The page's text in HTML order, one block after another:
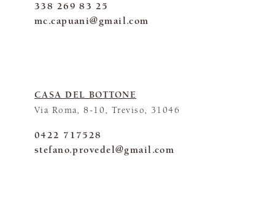
338 269 83 25
mc.capuani@gmail.com
CASA DEL BOTTONE
Via Roma, 8-10, Treviso, 31046
0422 717528
stefano.provedel@gmail.com